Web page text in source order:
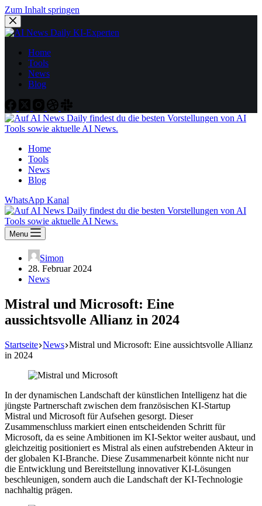
Zum Inhalt springen
Home
Tools
News
Blog
Home
Tools
News
Blog
WhatsApp Kanal
Menu
Simon
28. Februar 2024
News
Mistral und Microsoft: Eine
aussichtsvolle Allianz in 2024
Startseite News Mistral und Microsoft: Eine aussichtsvolle Allianz
in 2024
In der dynamischen Landschaft der künstlichen Intelligenz hat die
jüngste Partnerschaft zwischen dem französischen KI-Startup
Mistral und Microsoft für Aufsehen gesorgt. Dieser
Zusammenschluss markiert einen entscheidenden Schritt für
Microsoft, da es seine Ambitionen im KI-Sektor weiter ausbaut, und
gleichzeitig positioniert es Mistral als einen aufstrebenden Akteur in
der globalen KI-Branche. Diese Zusammenarbeit könnte nicht nur
die Entwicklung und Bereitstellung innovativer KI-Lösungen
beschleunigen, sondern auch die Landschaft der KI-Technologie
nachhaltig prägen.